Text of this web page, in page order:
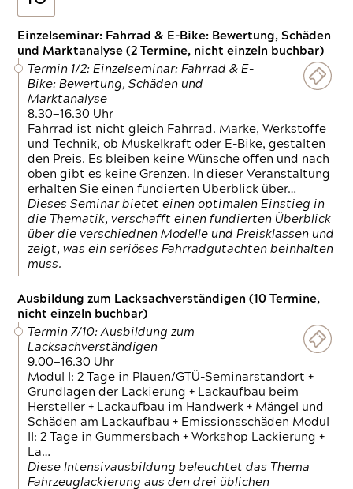
Einzelseminar: Fahrrad & E-Bike: Bewertung, Schäden
und Marktanalyse (2 Termine, nicht einzeln buchbar)
Termin 1/2: Einzelseminar: Fahrrad & E-
Bike: Bewertung, Schäden und
Marktanalyse
8.30—16.30 Uhr
Fahrrad ist nicht gleich Fahrrad. Marke, Werkstoffe
und Technik, ob Muskelkraft oder E-Bike, gestalten
den Preis. Es bleiben keine Wünsche offen und nach
oben gibt es keine Grenzen. In dieser Veranstaltung
erhalten Sie einen fundierten Überblick über…
Dieses Seminar bietet einen optimalen Einstieg in
die Thematik, verschafft einen fundierten Überblick
über die verschiednen Modelle und Preisklassen und
zeigt, was ein seriöses Fahrradgutachten beinhalten
muss.
Ausbildung zum Lacksachverständigen (10 Termine,
nicht einzeln buchbar)
Termin 7/10: Ausbildung zum
Lacksachverständigen
9.00—16.30 Uhr
Modul I: 2 Tage in Plauen/GTÜ-Seminarstandort +
Grundlagen der Lackierung + Lackaufbau beim
Hersteller + Lackaufbau im Handwerk + Mängel und
Schäden am Lackaufbau + Emissionsschäden Modul
II: 2 Tage in Gummersbach + Workshop Lackierung +
La…
Diese Intensivausbildung beleuchtet das Thema
Fahrzeuglackierung aus den drei üblichen